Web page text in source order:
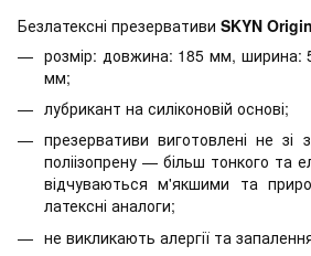
Безлатексні презервативи SKYN
розмір: довжина: 185 мм,
мм;
лубрикант на силіконовій основі;
презервативи виготовлені не зі
поліізопрену — більш тонкого та
відчуваються м'якшими та
латексні аналоги;
не викликають алергії та